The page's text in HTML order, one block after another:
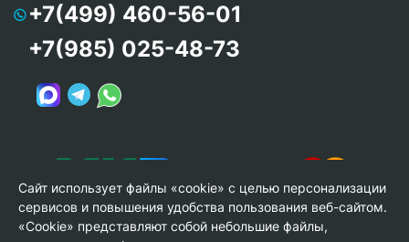
+7(499) 460-56-01
+7(985) 025-48-73
Сайт использует файлы «cookie» с целью персонализации
сервисов и повышения удобства пользования веб-сайтом.
«Cookie» представляют собой небольшие файлы,